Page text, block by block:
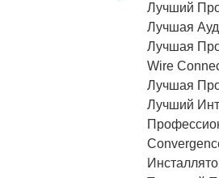
Лучший
Лучшая
Лучшая
Wire
Лучшая
Лучший